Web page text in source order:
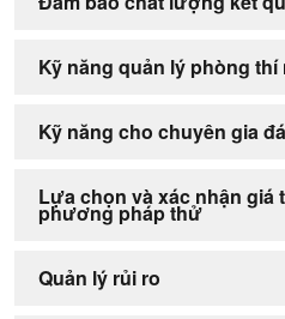
Kỹ năng quản lý phòng thí
Kỹ năng cho chuyên gia
Lựa chọn và xác nhận giá
phương pháp thử
Quản lý rủi ro